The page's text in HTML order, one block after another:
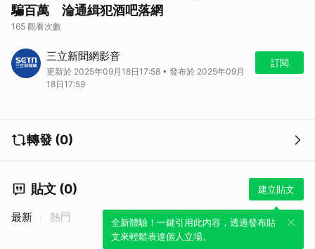
騙百萬 淪通緝犯酒吧落網
165 觀看次數
台北市中山區員警日前在七條通內的一間酒吧，眼尖發現有一名長相帥氣
的男店員神色莫名慌張，還似乎刻意在躲避員警，上前確認身分後意外抓
包，原來他涉犯張學友演唱會門票詐騙案，身揹詐欺洗錢等七條通緝，而
且過去他還是曾參加過選秀節目超級星光大道的創作才子，如今躲在酒吧
三立新聞網影音
更新於 2025年09月18日17:58 • 發布於 2025年09月
18日17:59
訂閱
轉發 (0)
貼文 (0) 建立貼文
全新體驗！一鍵引用此內容，透過發布貼
文來輕鬆表達個人立場。
最新 熱門